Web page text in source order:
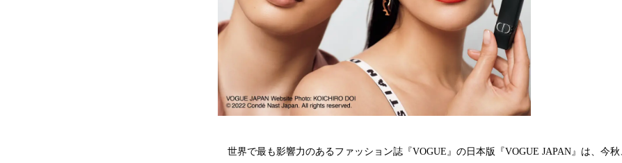
世界で最も影響力のあるファッション誌『VOGUE』の日本版『VOGUE JAPAN』は、今秋